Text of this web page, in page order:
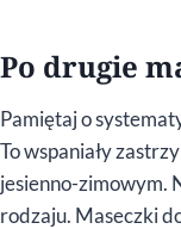
Po drugie
Pamiętaj o
To wspaniały
jesienno-zimowym.
rodzaju. Maseczki